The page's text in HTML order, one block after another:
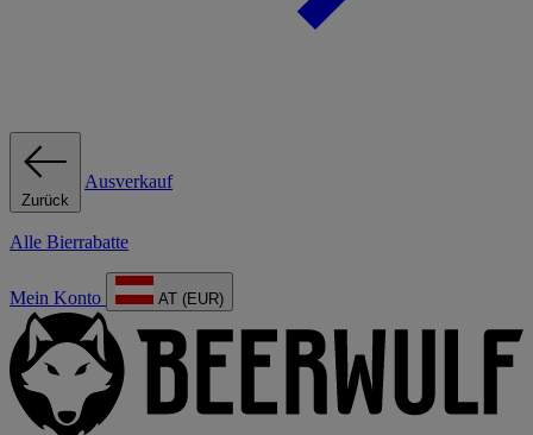
Zurück
Ausverkauf
Alle Bierrabatte
Mein Konto AT (EUR)